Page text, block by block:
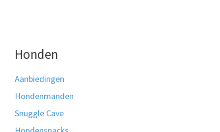
Honden
Aanbiedingen
Hondenmanden
Snuggle Cave